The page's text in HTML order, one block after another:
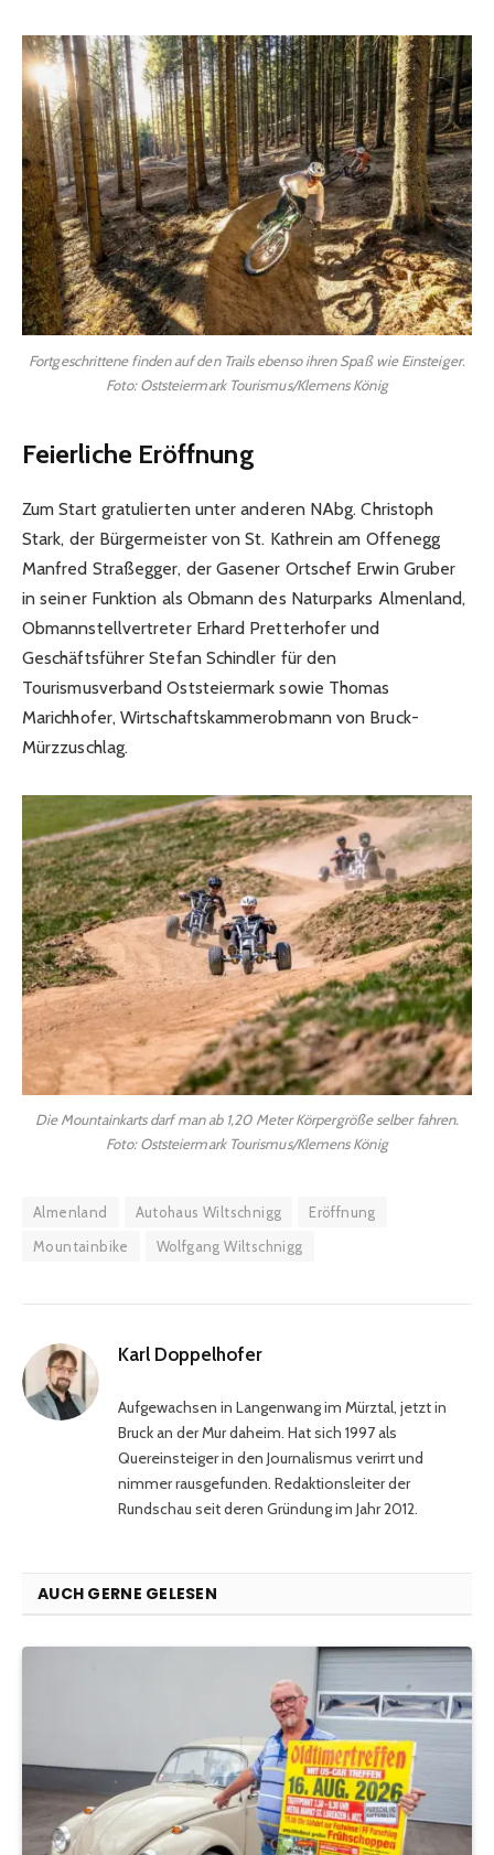
Fortgeschrittene finden auf den Trails ebenso ihren Spaß wie Einsteiger.
Foto: Oststeiermark Tourismus/Klemens König
Feierliche Eröffnung
Zum Start gratulierten unter anderen NAbg. Christoph
Stark, der Bürgermeister von St. Kathrein am Offenegg
Manfred Straßegger, der Gasener Ortschef Erwin Gruber
in seiner Funktion als Obmann des Naturparks Almenland,
Obmannstellvertreter Erhard Pretterhofer und
Geschäftsführer Stefan Schindler für den
Tourismusverband Oststeiermark sowie Thomas
Marichhofer, Wirtschaftskammerobmann von Bruck-
Mürzzuschlag.
Die Mountainkarts darf man ab 1,20 Meter Körpergröße selber fahren.
Foto: Oststeiermark Tourismus/Klemens König
Almenland Autohaus Wiltschnigg
Eröffnung
Mountainbike
Wolfgang Wiltschnigg
Karl Doppelhofer
Aufgewachsen in Langenwang im Mürztal, jetzt in
Bruck an der Mur daheim. Hat sich 1997 als
Quereinsteiger in den Journalismus verirrt und
nimmer rausgefunden. Redaktionsleiter der
Rundschau seit deren Gründung im Jahr 2012.
AUCH GERNE GELESEN